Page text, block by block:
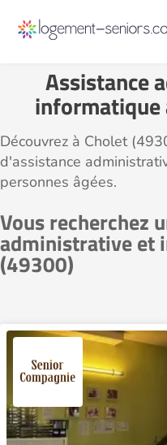
Assistance
informatique
Découvrez à Cholet
d'assistance
personnes âgées.
Vous recherchez
administrative et
(49300)